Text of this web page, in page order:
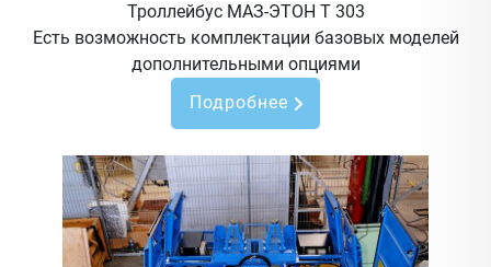
Троллейбус МАЗ-ЭТОН Т 303
Есть возможность комплектации базовых моделей
дополнительными опциями
Подробнее